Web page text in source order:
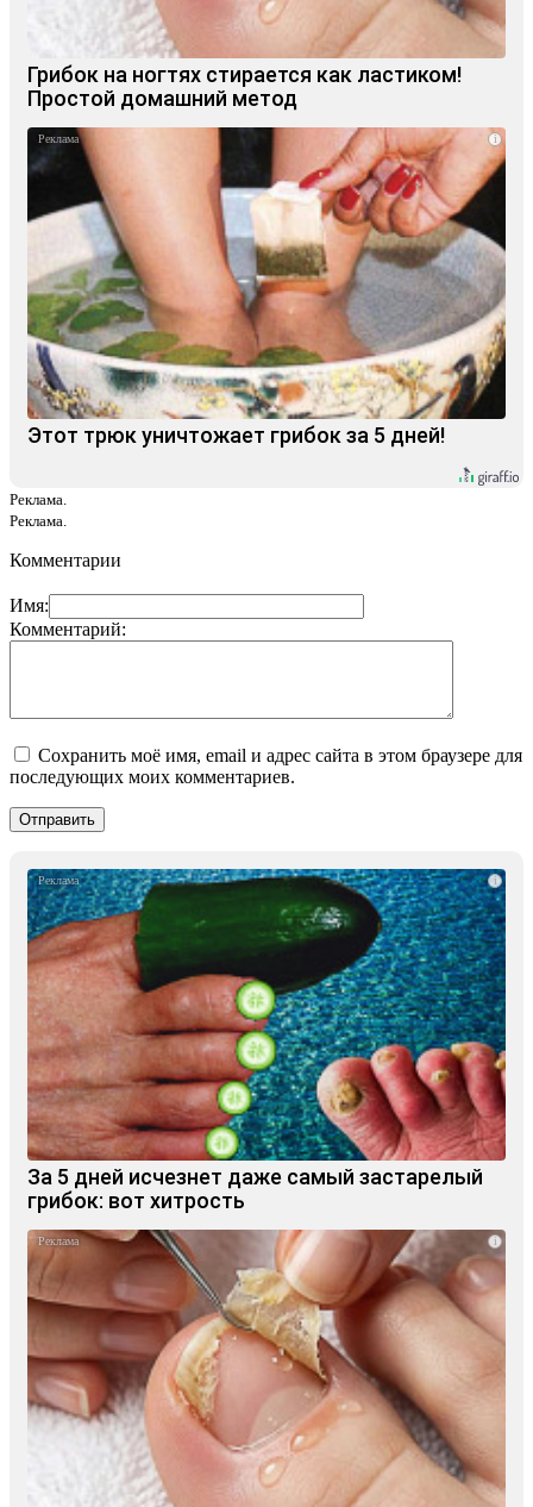
Грибок на ногтях стирается как ластиком!
Простой домашний метод
i
Этот трюк уничтожает грибок за 5 дней!
Реклама.
Реклама.
Комментарии
Имя:
Комментарий:
Сохранить моё имя, email и адрес сайта в этом браузере для
последующих моих комментариев.
i
За 5 дней исчезнет даже самый застарелый
грибок: вот хитрость
i